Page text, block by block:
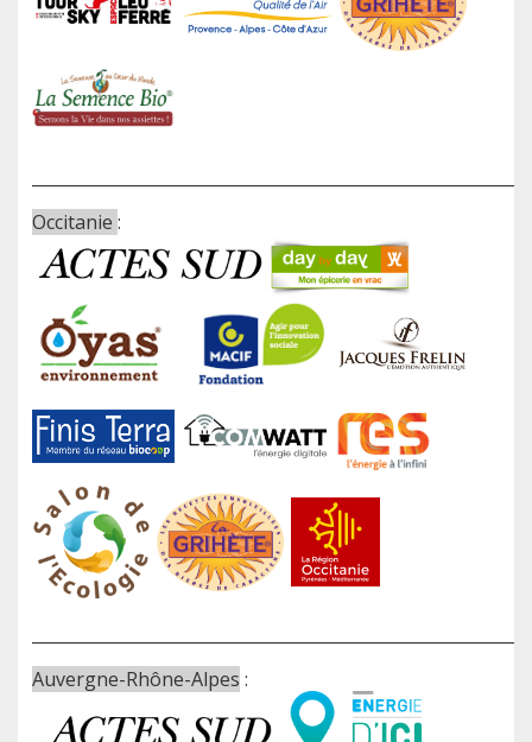
Occitanie :
Auvergne-Rhône-Alpes :